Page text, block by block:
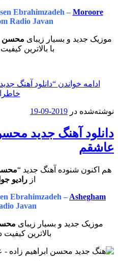
Ebrahimzadeh – Moroore
Radio Javan
موزیک جدید و بسیار زیبای محسن
با بالاترین
ادامه خواندن “دانلود آهنگ
نوشته‌شده در 2019-09-19
دانلود آهنگ جدید
عاشقم
هم اکنون شنوده آهنگ جدید “
از رادیو
Ebrahimzadeh – Ashegham
Javan
موزیک جدید و بسیار زیبای
بالاترین کیفیت